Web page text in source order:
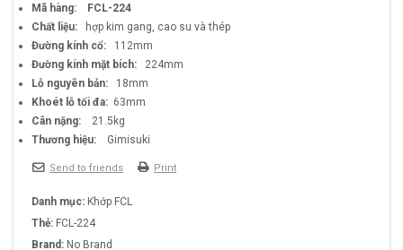
Mã hàng:
FCL-224
Chất liệu: hợp kim gang, cao su và thép
Đường kính cổ: 112mm
Đường kính mặt bích: 224mm
Lỗ nguyên bản: 18mm
Khoét lỗ tối đa: 63mm
Cân nặng: 21.5kg
Thương hiệu:
Gimisuki
Send to friends Print
Danh mục: Khớp FCL
Thẻ: FCL-224
Brand: No Brand